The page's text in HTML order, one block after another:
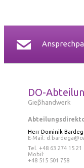
DO-
Gieβhandwerk
Herr Dominik
E-Mail:
Tel. +48 63 274 15 21
Mobil:
+48 515 501 758